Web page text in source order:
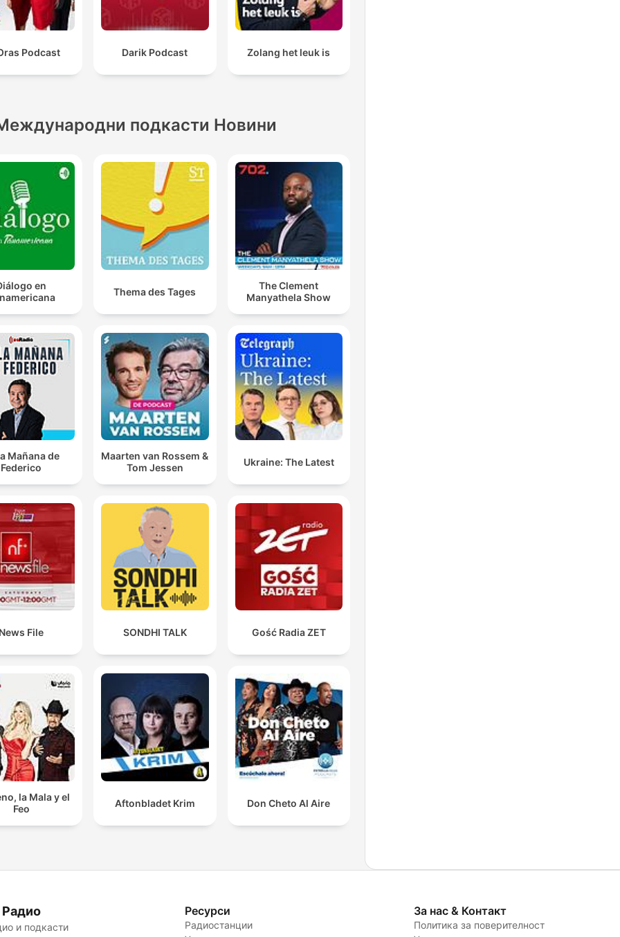
Podcast Darik Podcast Zolang het leuk is
подкасти Новини
en
Thema des Tages
The Clement
Manyathela Show
Mañana de
Federico
Maarten van Rossem &
Tom Jessen
Ukraine: The Latest
File SONDHI TALK Gość Radia ZET
la Mala y el
Feo
Aftonbladet Krim Don Cheto Al Aire
Радио
и подкасти
Ресурси
Радиостанции
За нас & Контакт
Политика за поверителност